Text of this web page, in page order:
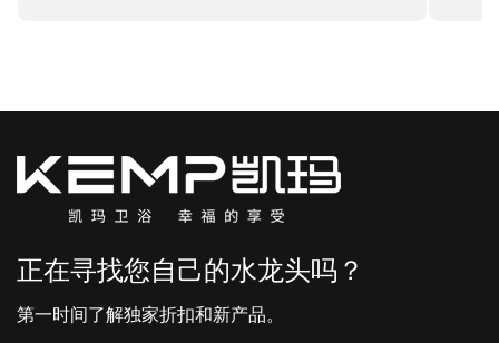
正在寻找您自己的水龙头吗？
第一时间了解独家折扣和新产品。